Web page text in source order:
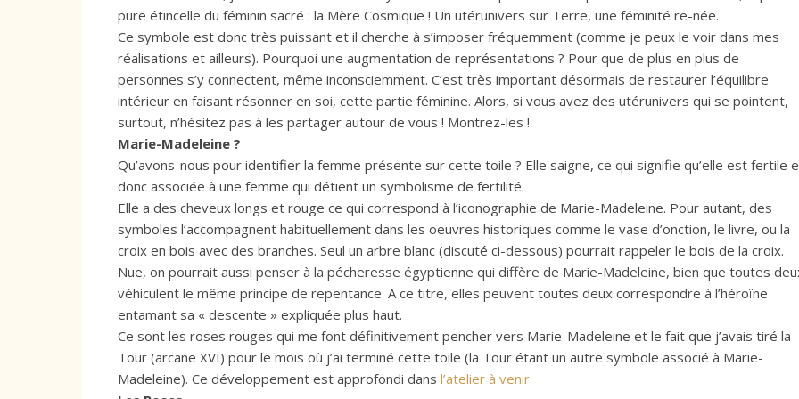
pure étincelle du féminin sacré : la Mère Cosmique ! Un utérunivers sur Terre, une féminité re-née.
Ce symbole est donc très puissant et il cherche à s’imposer fréquemment (comme je peux le voir dans mes
réalisations et ailleurs). Pourquoi une augmentation de représentations ? Pour que de plus en plus de
personnes s’y connectent, même inconsciemment. C’est très important désormais de restaurer l’équilibre
intérieur en faisant résonner en soi, cette partie féminine. Alors, si vous avez des utérunivers qui se pointent,
surtout, n’hésitez pas à les partager autour de vous ! Montrez-les !
Marie-Madeleine ?
Qu’avons-nous pour identifier la femme présente sur cette toile ? Elle saigne, ce qui signifie qu’elle est fertile
donc associée à une femme qui détient un symbolisme de fertilité.
Elle a des cheveux longs et rouge ce qui correspond à l’iconographie de Marie-Madeleine. Pour autant, des
symboles l’accompagnent habituellement dans les oeuvres historiques comme le vase d’onction, le livre, ou la
croix en bois avec des branches. Seul un arbre blanc (discuté ci-dessous) pourrait rappeler le bois de la croix.
Nue, on pourrait aussi penser à la pécheresse égyptienne qui diffère de Marie-Madeleine, bien que toutes
véhiculent le même principe de repentance. A ce titre, elles peuvent toutes deux correspondre à l’héroïne
entamant sa « descente » expliquée plus haut.
Ce sont les roses rouges qui me font définitivement pencher vers Marie-Madeleine et le fait que j’avais tiré la
Tour (arcane XVI) pour le mois où j’ai terminé cette toile (la Tour étant un autre symbole associé à Marie-
Madeleine). Ce développement est approfondi dans l’atelier à venir.